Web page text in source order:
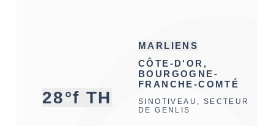
28°f TH
MARLIENS
CÔTE-D'OR,
BOURGOGNE-
FRANCHE-COMTÉ
SINOTIVEAU, SECTEUR
DE GENLIS